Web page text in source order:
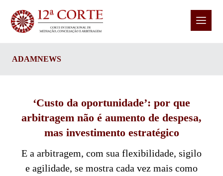
ADAMNEWS
‘Custo da oportunidade’: por que
arbitragem não é aumento de despesa,
mas investimento estratégico
E a arbitragem, com sua flexibilidade, sigilo
e agilidade, se mostra cada vez mais como